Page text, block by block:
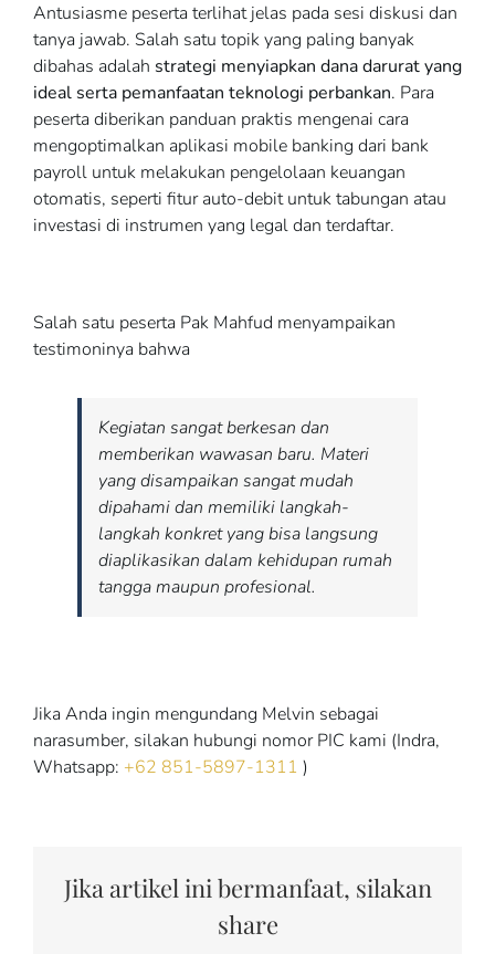
Antusiasme peserta terlihat jelas pada sesi diskusi dan
tanya jawab. Salah satu topik yang paling banyak
dibahas adalah strategi menyiapkan dana darurat yang
ideal serta pemanfaatan teknologi perbankan. Para
peserta diberikan panduan praktis mengenai cara
mengoptimalkan aplikasi mobile banking dari bank
payroll untuk melakukan pengelolaan keuangan
otomatis, seperti fitur auto-debit untuk tabungan atau
investasi di instrumen yang legal dan terdaftar.
Salah satu peserta Pak Mahfud menyampaikan
testimoninya bahwa
Kegiatan sangat berkesan dan
memberikan wawasan baru. Materi
yang disampaikan sangat mudah
dipahami dan memiliki langkah-
langkah konkret yang bisa langsung
diaplikasikan dalam kehidupan rumah
tangga maupun profesional.
Jika Anda ingin mengundang Melvin sebagai
narasumber, silakan hubungi nomor PIC kami (Indra,
Whatsapp: +62 851-5897-1311 )
Jika artikel ini bermanfaat, silakan
share